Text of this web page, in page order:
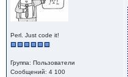
Perl. Just code it!
Группа: Пользователи
Сообщений: 4 100